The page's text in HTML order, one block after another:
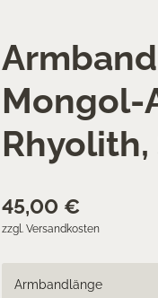
Mongol-
45,00 €
zzgl. Versandkosten
Armbandlänge